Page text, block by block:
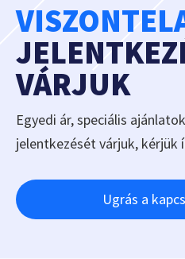
VÁRJUK
Egyedi ár, speciális
jelentkezését várjuk, kérjük
Ugrás a